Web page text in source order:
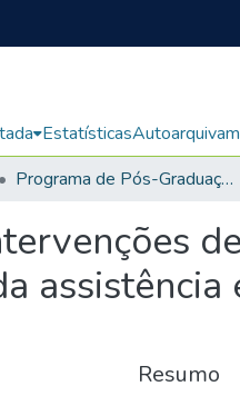
Estatísticas
Programa de Pós-Graduação em Enfermagem
Resumo